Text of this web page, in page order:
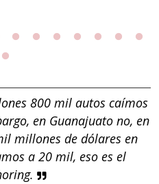
800 mil autos caímos
en Guanajuato no, en
millones de dólares en
a 20 mil, eso es el